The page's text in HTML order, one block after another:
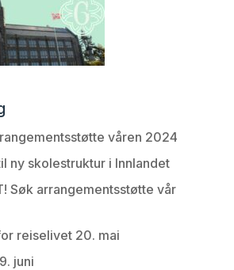
våren 2024
ny skolestruktur i Innlandet
Søk arrangementsstøtte vår
reiselivet 20. mai
juni